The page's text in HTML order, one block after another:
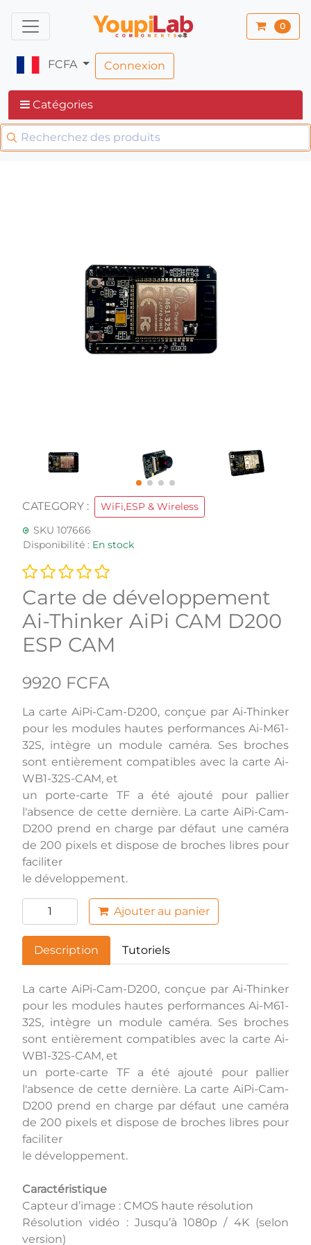
0
FCFA Connexion
Catégories
CATEGORY :
WiFi,ESP & Wireless
SKU 107666
Disponibilité : En stock
Carte de développement
Ai-Thinker AiPi CAM D200
ESP CAM
9920 FCFA
La carte AiPi-Cam-D200, conçue par Ai-Thinker
pour les modules hautes performances Ai-M61-
32S, intègre un module caméra. Ses broches
sont entièrement compatibles avec la carte Ai-
WB1-32S-CAM, et
un porte-carte TF a été ajouté pour pallier
l'absence de cette dernière. La carte AiPi-Cam-
D200 prend en charge par défaut une caméra
de 200 pixels et dispose de broches libres pour
faciliter
le développement.
Ajouter au panier
Description Tutoriels
La carte AiPi-Cam-D200, conçue par Ai-Thinker
pour les modules hautes performances Ai-M61-
32S, intègre un module caméra. Ses broches
sont entièrement compatibles avec la carte Ai-
WB1-32S-CAM, et
un porte-carte TF a été ajouté pour pallier
l'absence de cette dernière. La carte AiPi-Cam-
D200 prend en charge par défaut une caméra
de 200 pixels et dispose de broches libres pour
faciliter
le développement.
Caractéristique
Capteur d’image : CMOS haute résolution
Résolution vidéo : Jusqu’à 1080p / 4K (selon
version)